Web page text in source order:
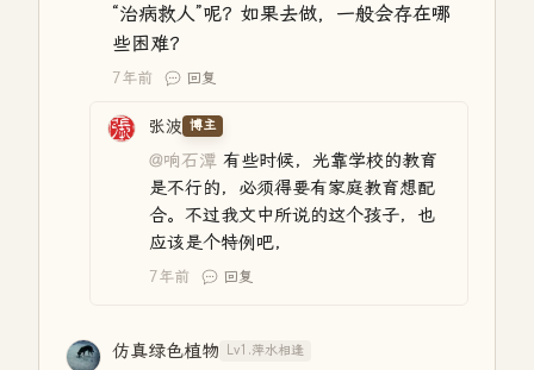
“治病救人”呢？如果去做，一般会存在哪
些困难？
7年前 回复
张波 博主
@响石潭 有些时候，光靠学校的教育
是不行的，必须得要有家庭教育想配
合。不过我文中所说的这个孩子，也
应该是个特例吧，
7年前 回复
仿真绿色植物 Lv1.萍水相逢